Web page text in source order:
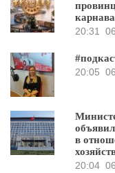
20:31
20:05
в
20:04